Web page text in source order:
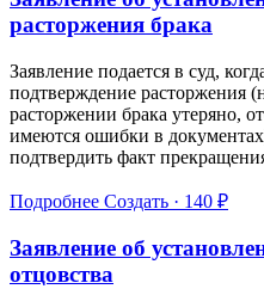
расторжения брака
Заявление подается в суд,
подтверждение расторжения
расторжении брака утеряно,
имеются ошибки в
подтвердить факт
Подробнее Создать · 140 ₽
Заявление об
отцовства